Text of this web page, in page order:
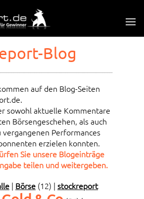
Blog
auf den Blog-Seiten
sowohl aktuelle Kommentare
Börsengeschehen, als auch
vergangenen Performances
erzielen konnten.
Sie unsere Blogeinträge
teilen und weitergeben.
| Börse (12) | stockreport